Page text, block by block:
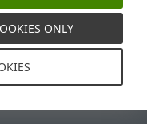
管理 Cookie
ONLY